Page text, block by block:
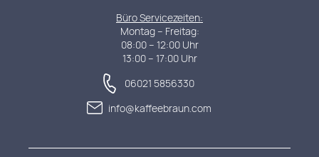
Büro Servicezeiten:
Montag – Freitag:
08:00 – 12:00 Uhr
13:00 – 17:00 Uhr
06021 5856330
info@kaffeebraun.com